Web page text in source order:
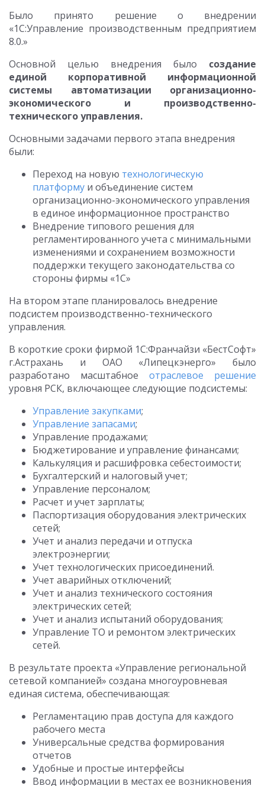
Было принято решение о внедрении
«1С:Управление производственным предприятием
8.0.»
Основной целью внедрения было создание
единой корпоративной информационной
системы автоматизации организационно-
экономического и производственно-
технического управления.
Основными задачами первого этапа внедрения
были:
Переход на новую технологическую
платформу и объединение систем
организационно-экономического управления
в единое информационное пространство
Внедрение типового решения для
регламентированного учета с минимальными
изменениями и сохранением возможности
поддержки текущего законодательства со
стороны фирмы «1С»
На втором этапе планировалось внедрение
подсистем производственно-технического
управления.
В короткие сроки фирмой 1С:Франчайзи «БестСофт»
г.Астрахань и ОАО «Липецкэнерго» было
разработано масштабное отраслевое решение
уровня РСК, включающее следующие подсистемы:
Управление закупками;
Управление запасами;
Управление продажами;
Бюджетирование и управление финансами;
Калькуляция и расшифровка себестоимости;
Бухгалтерский и налоговый учет;
Управление персоналом;
Расчет и учет зарплаты;
Паспортизация оборудования электрических
сетей;
Учет и анализ передачи и отпуска
электроэнергии;
Учет технологических присоединений.
Учет аварийных отключений;
Учет и анализ технического состояния
электрических сетей;
Учет и анализ испытаний оборудования;
Управление ТО и ремонтом электрических
сетей.
В результате проекта «Управление региональной
сетевой компанией» создана многоуровневая
единая система, обеспечивающая:
Регламентацию прав доступа для каждого
рабочего места
Универсальные средства формирования
отчетов
Удобные и простые интерфейсы
Ввод информации в местах ее возникновения